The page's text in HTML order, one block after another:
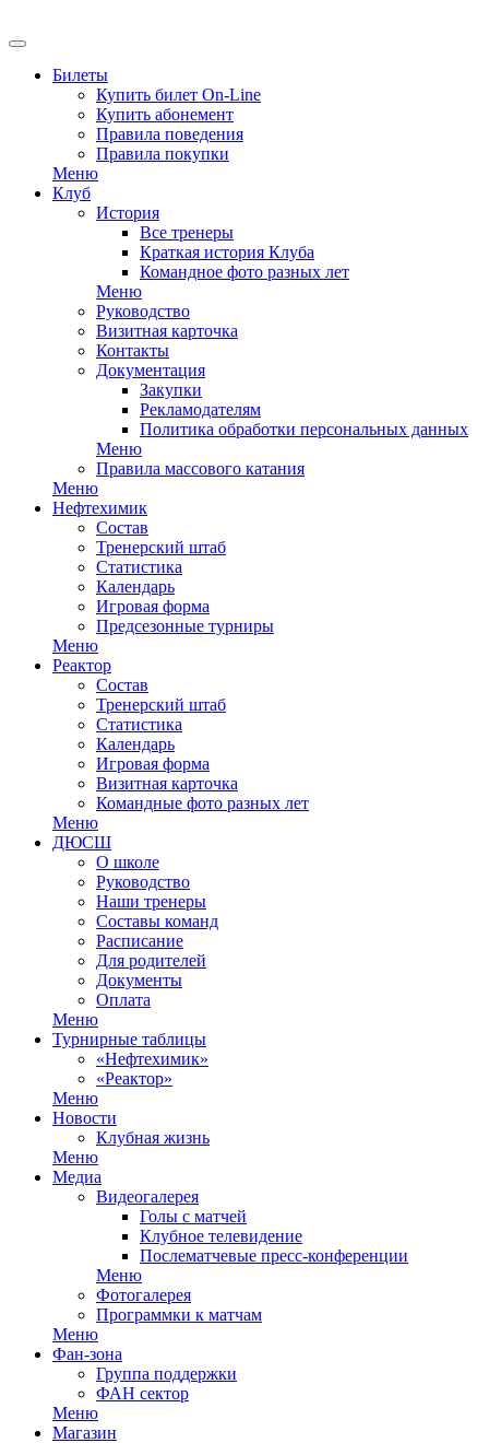
Билеты
Купить билет On-Line
Купить абонемент
Правила поведения
Правила покупки
Меню
Клуб
История
Все тренеры
Краткая история Клуба
Командное фото разных лет
Меню
Руководство
Визитная карточка
Контакты
Документация
Закупки
Рекламодателям
Политика обработки персональных данных
Меню
Правила массового катания
Меню
Нефтехимик
Состав
Тренерский штаб
Статистика
Календарь
Игровая форма
Предсезонные турниры
Меню
Реактор
Состав
Тренерский штаб
Статистика
Календарь
Игровая форма
Визитная карточка
Командные фото разных лет
Меню
ДЮСШ
О школе
Руководство
Наши тренеры
Составы команд
Расписание
Для родителей
Документы
Оплата
Меню
Турнирные таблицы
«Нефтехимик»
«Реактор»
Меню
Новости
Клубная жизнь
Меню
Медиа
Видеогалерея
Голы с матчей
Клубное телевидение
Послематчевые пресс-конференции
Меню
Фотогалерея
Программки к матчам
Меню
Фан-зона
Группа поддержки
ФАН сектор
Меню
Магазин